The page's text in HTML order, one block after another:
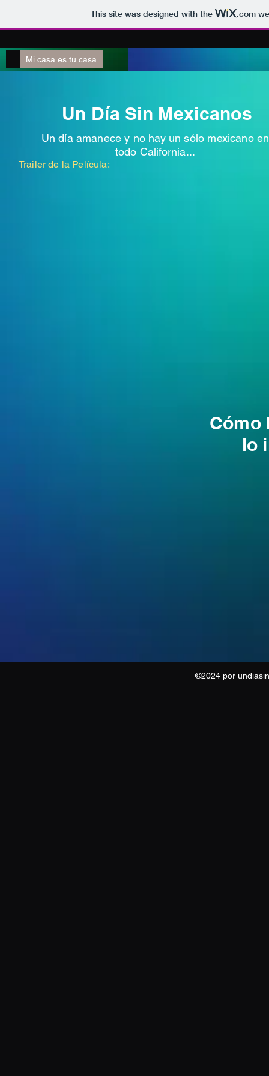
This site was designed with the .com
Mi casa es tu casa
Un Día Sin Mexicanos
Un día amanece y no hay un sólo mexicano en
todo California...
Trailer de la Película:
Cómo
lo
©2024 por